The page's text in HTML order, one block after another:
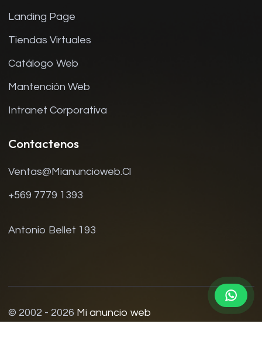
Landing Page
Tiendas Virtuales
Catálogo Web
Mantención Web
Intranet Corporativa
Contactenos
Ventas@mianuncioweb.cl
+569 7779 1393
Antonio Bellet 193
© 2002 - 2026 Mi anuncio web